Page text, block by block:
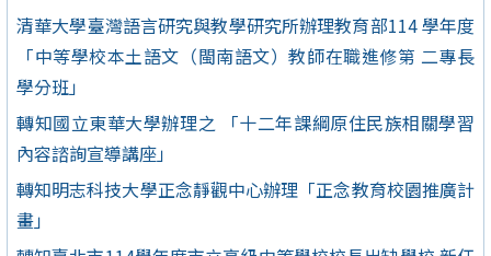
清華大學臺灣語言研究與教學研究所辦理教育部114 學年度
「中等學校本土語文（閩南語文）教師在職進修第 二專長
學分班」
轉知國立東華大學辦理之 「十二年課綱原住民族相關學習
內容諮詢宣導講座」
轉知明志科技大學正念靜觀中心辦理「正念教育校園推廣計
畫」